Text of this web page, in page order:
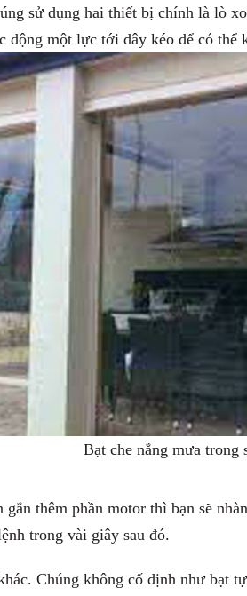
sử dụng hai thiết bị chính là lò
động một lực tới dây kéo để có thể
Bạt che nắng mưa trong
thêm phần motor thì bạn sẽ
trong vài giây sau đó.
Chúng không cố định như bạt